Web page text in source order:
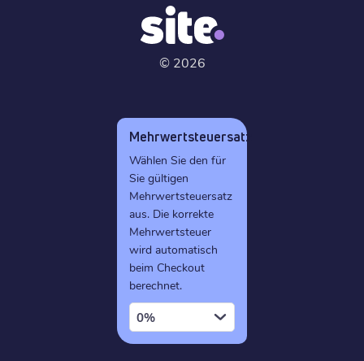
© 2026
Mehrwertsteuersatz
Wählen Sie den für
Sie gültigen
Mehrwertsteuersatz
aus. Die korrekte
Mehrwertsteuer
wird automatisch
beim Checkout
berechnet.
0%